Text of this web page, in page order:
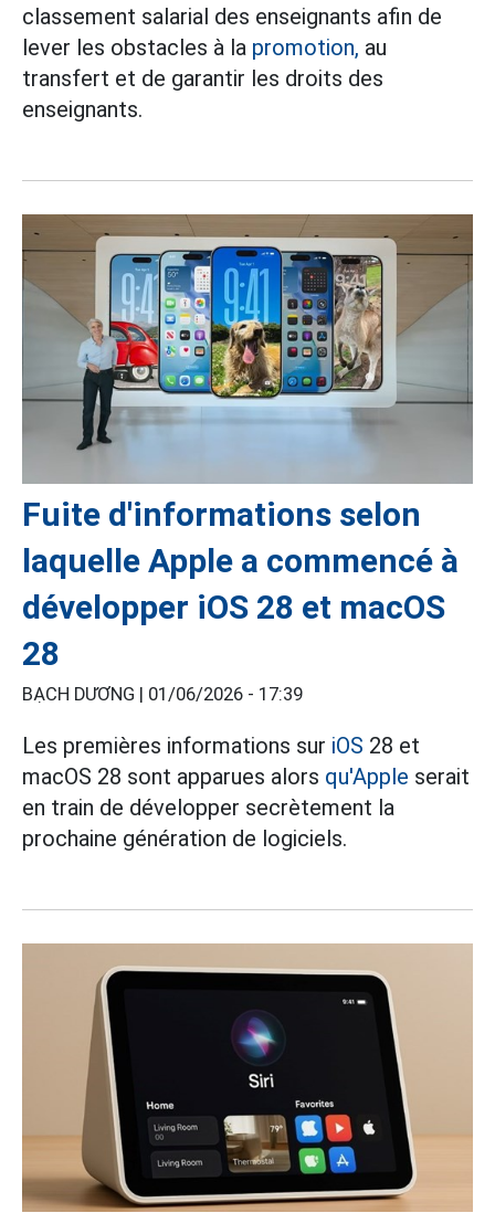
classement salarial des enseignants afin de
lever les obstacles à la promotion, au
transfert et de garantir les droits des
enseignants.
Fuite d'informations selon
laquelle Apple a commencé à
développer iOS 28 et macOS
28
BẠCH DƯƠNG | 01/06/2026 - 17:39
Les premières informations sur iOS 28 et
macOS 28 sont apparues alors qu'Apple serait
en train de développer secrètement la
prochaine génération de logiciels.